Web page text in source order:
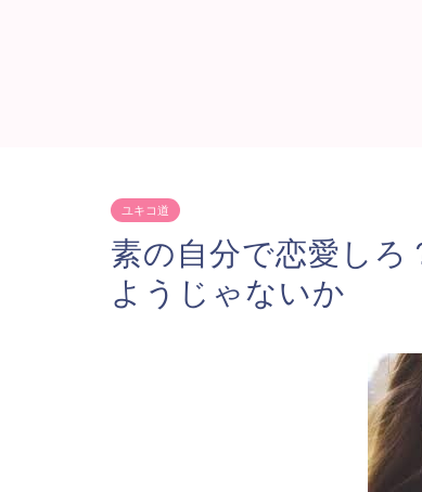
ユキコ道
素の自分で恋愛し
ようじゃないか